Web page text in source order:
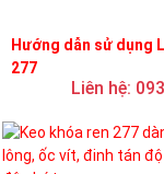
Hướng dẫn sử dụng
277
Liên hệ: